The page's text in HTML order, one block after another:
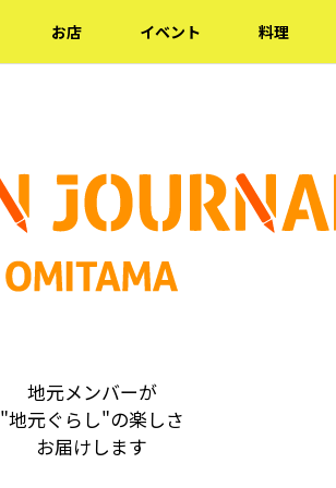
お店 イベント 料理
地元メンバーが
"地元ぐらし"の楽しさ
お届けします